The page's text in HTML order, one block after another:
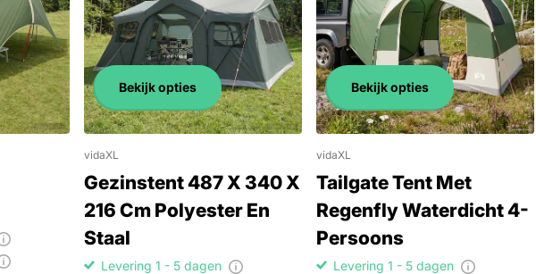
Bekijk opties
vidaXL
Gezinstent 487 X 340 X
216 Cm Polyester En
Staal
Levering 1 - 5 dagen
Bekijk opties
vidaXL
Tailgate Tent Met
Regenfly Waterdicht 4-
Persoons
Levering 1 - 5 dagen